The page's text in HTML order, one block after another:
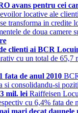
avans pentru cei
locative ale
transforma in
de doua
clienti ai BCR
cu un total de
fata de anul 2010
si consolidandu-si
mil. lei Raiffeisen
cu 6,4% fata
mari decat daunele